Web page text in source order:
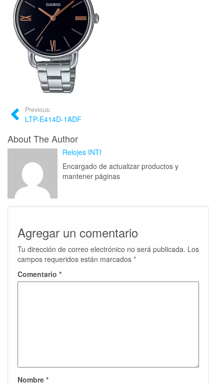
Previous:
LTP-E414D-1ADF
About The Author
Relojes INTI
Encargado de actualizar productos y
mantener páginas
Agregar un comentario
Tu dirección de correo electrónico no será publicada. Los
campos requeridos están marcados *
Comentario *
Nombre *